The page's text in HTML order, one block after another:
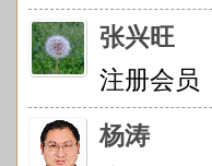
张兴旺
注册会员
杨涛